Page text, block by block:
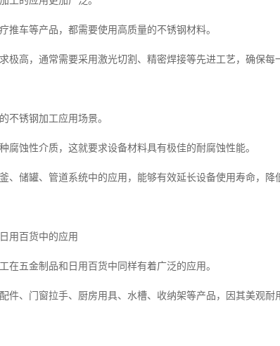
推车等产品，都需要使用高质量的不锈钢材料。
极高，通常需要采用激光切割、精密焊接等先进工艺，确保
不锈钢加工应用场景。
腐蚀性介质，这就要求设备材料具有极佳的耐腐蚀性能。
、储罐、管道系统中的应用，能够有效延长设备使用寿命，降
用百货中的应用
在五金制品和日用百货中同样有着广泛的应用。
件、门窗拉手、厨房用具、水槽、收纳架等产品，因其美观